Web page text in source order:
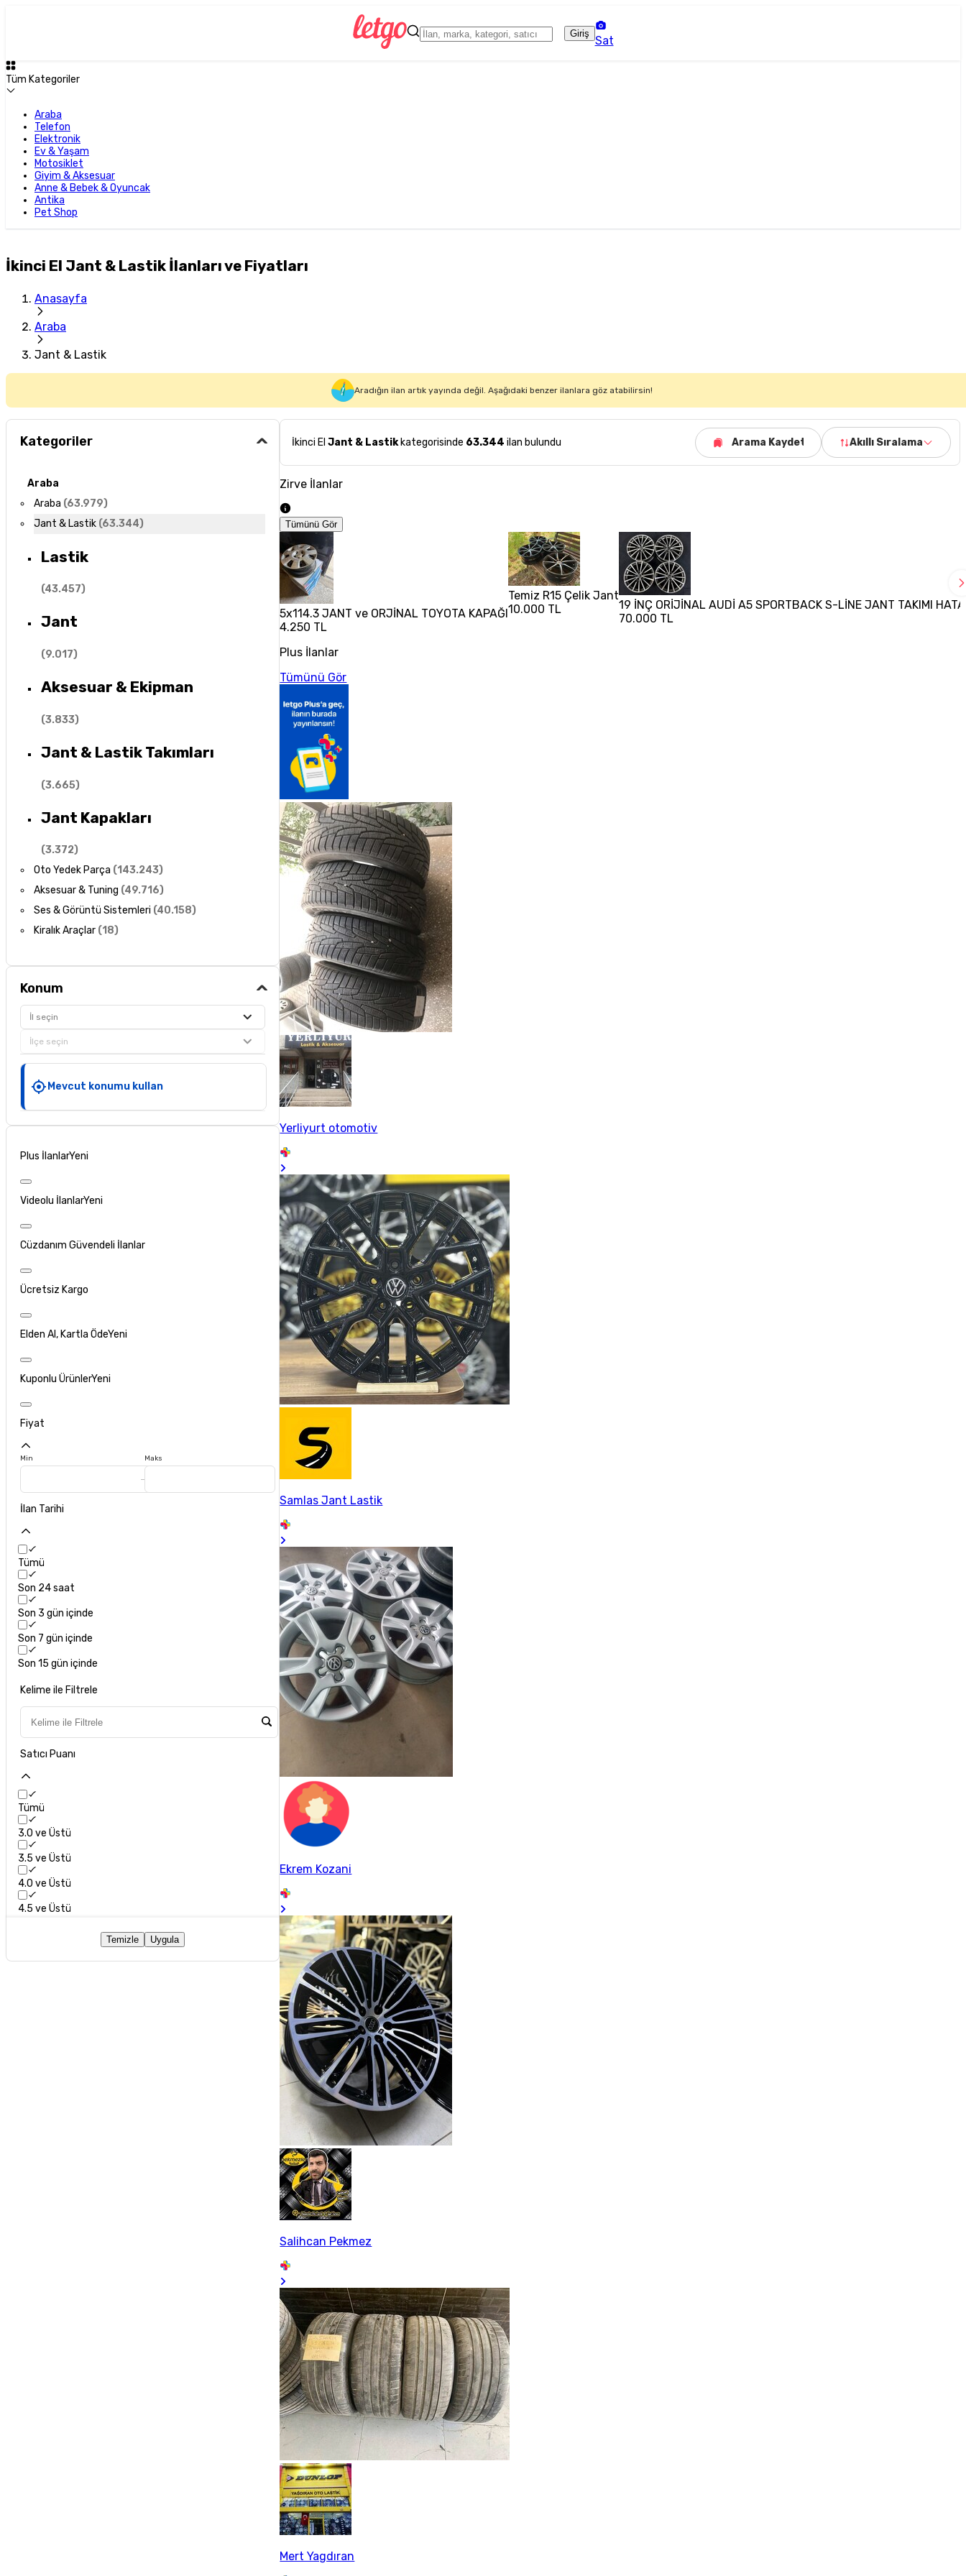
Giriş
Sat
Tüm Kategoriler
Araba
Telefon
Elektronik
Ev & Yaşam
Motosiklet
Giyim & Aksesuar
Anne & Bebek & Oyuncak
Antika
Pet Shop
İkinci El Jant & Lastik İlanları ve Fiyatları
Anasayfa
Araba
Jant & Lastik
Aradığın ilan artık yayında değil. Aşağıdaki benzer ilanlara göz atabilirsin!
Kategoriler
Araba
Araba (63.979)
Jant & Lastik (63.344)
Lastik
(43.457)
Jant
(9.017)
Aksesuar & Ekipman
(3.833)
Jant & Lastik Takımları
(3.665)
Jant Kapakları
(3.372)
Oto Yedek Parça (143.243)
Aksesuar & Tuning (49.716)
Ses & Görüntü Sistemleri (40.158)
Kiralık Araçlar (18)
Konum
İl seçin
İlçe seçin
Mevcut konumu kullan
Plus İlanlarYeni
Videolu İlanlarYeni
Cüzdanım Güvendeli İlanlar
Ücretsiz Kargo
Elden Al, Kartla ÖdeYeni
Kuponlu ÜrünlerYeni
Fiyat
Min Maks
İlan Tarihi
Tümü
Son 24 saat
Son 3 gün içinde
Son 7 gün içinde
Son 15 gün içinde
Kelime ile Filtrele
Satıcı Puanı
Tümü
3.0 ve Üstü
3.5 ve Üstü
4.0 ve Üstü
4.5 ve Üstü
Temizle Uygula
İkinci ElJant & Lastikkategorisinde 63.344 ilan bulundu Arama Kaydet Akıllı Sıralama
Zirve İlanlar
Tümünü Gör
5x114.3 JANT ve ORJİNAL TOYOTA KAPAĞI
4.250 TL
Temiz R15 Çelik Jant
10.000 TL
19 İNÇ ORİJİNAL AUDİ A5 SPORTBACK S-LİNE JANT TAKIMI
70.000 TL
Plus İlanlar
Tümünü Gör
Yerliyurt otomotiv
Samlas Jant Lastik
Ekrem Kozani
Salihcan Pekmez
Mert Yagdıran